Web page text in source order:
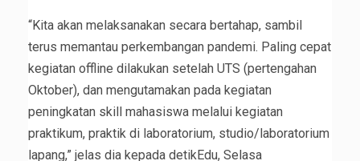
“Kita akan melaksanakan secara bertahap, sambil
terus memantau perkembangan pandemi. Paling cepat
kegiatan offline dilakukan setelah UTS (pertengahan
Oktober), dan mengutamakan pada kegiatan
peningkatan skill mahasiswa melalui kegiatan
praktikum, praktik di laboratorium, studio/laboratorium
lapang,” jelas dia kepada detikEdu, Selasa